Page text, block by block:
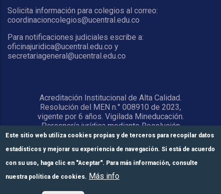
Solicita información para colegios al correo:
coordinacioncolegios@ucentral.edu.co
Para notificaciones judiciales escribe a:
oficinajuridica@ucentral.edu.co y
secretariageneral@ucentral.edu.co
Acreditación Institucional de Alta Calidad.
Resolución del MEN n.° 008910 de 2023,
vigente por 6 años. Vigilada Mineducación.
Personería jurídica mediante Resolución
1876 del 5 de junio de 1967. Reconocida
como Universidad por el Ministerio de
Educación Nacional mediante Resolución
15818 del 31 de octubre de 1978.
© Universidad Central 2026
Este sitio web utiliza cookies propias y de terceros para recopilar datos
estadísticos y mejorar su experiencia de navegación. Si está de acuerdo
con su uso, haga clic en "Aceptar". Para más información, consulte
nuestra política de cookies. Más info